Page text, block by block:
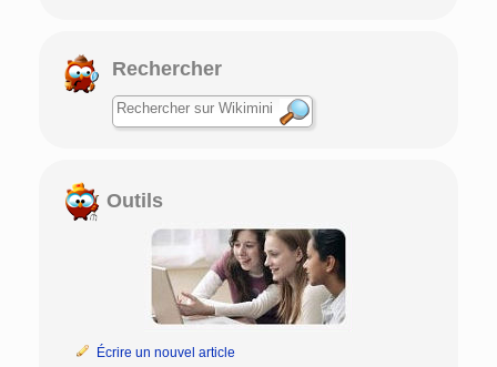
Rechercher
Outils
Écrire un nouvel article